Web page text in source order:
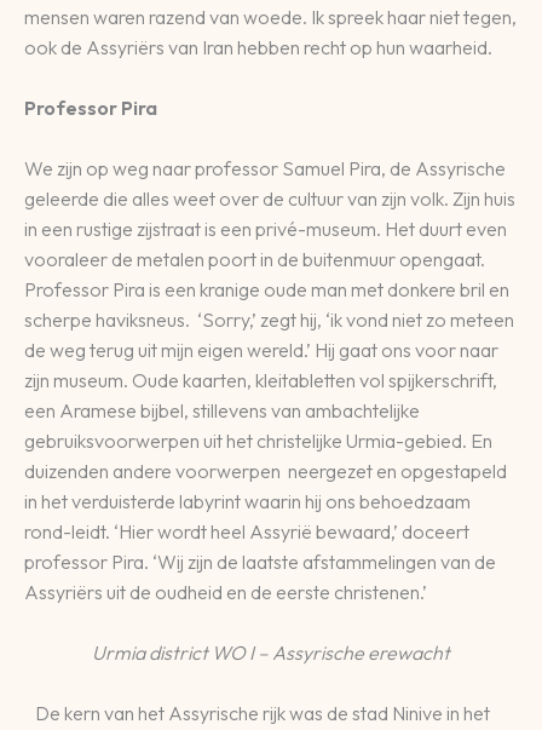
mensen waren razend van woede. Ik spreek haar niet tegen,
ook de Assyriërs van Iran hebben recht op hun waarheid.
Professor Pira
We zijn op weg naar professor Samuel Pira, de Assyrische
geleerde die alles weet over de cultuur van zijn volk. Zijn huis
in een rustige zijstraat is een privé-museum. Het duurt even
vooraleer de metalen poort in de buitenmuur opengaat.
Professor Pira is een kranige oude man met donkere bril en
scherpe haviksneus. ‘Sorry,’ zegt hij, ‘ik vond niet zo meteen
de weg terug uit mijn eigen wereld.’ Hij gaat ons voor naar
zijn museum. Oude kaarten, kleitabletten vol spijkerschrift,
een Aramese bijbel, stillevens van ambachtelijke
gebruiksvoorwerpen uit het christelijke Urmia-gebied. En
duizenden andere voorwerpen neergezet en opgestapeld
in het verduisterde labyrint waarin hij ons behoedzaam
rond-leidt. ‘Hier wordt heel Assyrië bewaard,’ doceert
professor Pira. ‘Wij zijn de laatste afstammelingen van de
Assyriërs uit de oudheid en de eerste christenen.’
Urmia district WO I – Assyrische erewacht
De kern van het Assyrische rijk was de stad Ninive in het